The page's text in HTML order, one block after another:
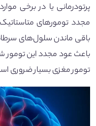
پرتودرمانی یا در برخی
مجدد تومورهای
باقی ماندن سلول‌های
باعث عود مجدد این تومور
تومور مغزی بسیار ضروری